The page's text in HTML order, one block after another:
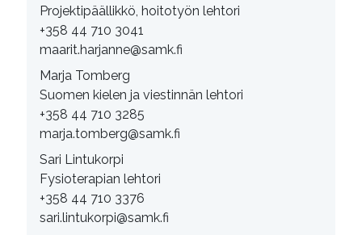
Projektipäällikkö, hoitotyön lehtori
+358 44 710 3041
maarit.harjanne@samk.fi
Marja Tomberg
Suomen kielen ja viestinnän lehtori
+358 44 710 3285
marja.tomberg@samk.fi
Sari Lintukorpi
Fysioterapian lehtori
+358 44 710 3376
sari.lintukorpi@samk.fi